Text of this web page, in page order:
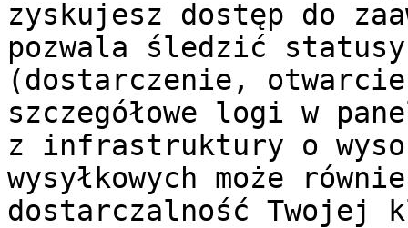
zyskujesz dostęp do
pozwala śledzić
(dostarczenie,
szczegółowe logi w
z infrastruktury o
wysyłkowych może
dostarczalność Twojej